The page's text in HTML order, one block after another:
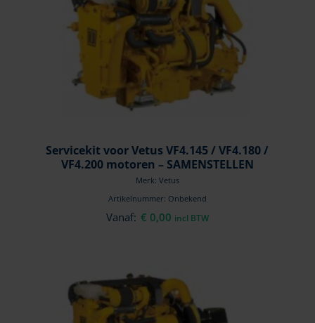
Servicekit voor Vetus VF4.145 / VF4.180 /
VF4.200 motoren – SAMENSTELLEN
Merk: Vetus
Artikelnummer: Onbekend
Vanaf: € 0,00 incl BTW